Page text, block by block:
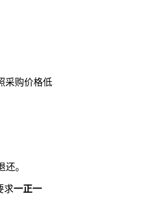
采购价格低
。
求一正一